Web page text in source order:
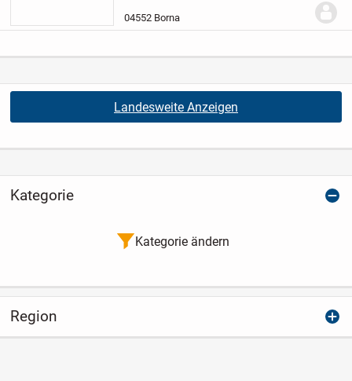
04552 Borna
Landesweite Anzeigen
Kategorie
Kategorie ändern
Region